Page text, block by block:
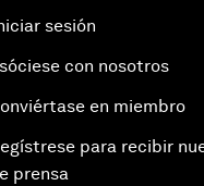
sesión
con nosotros
en miembro
para recibir
prensa